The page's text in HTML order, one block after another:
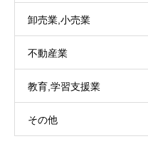
卸売業,小売業
不動産業
教育,学習支援業
その他